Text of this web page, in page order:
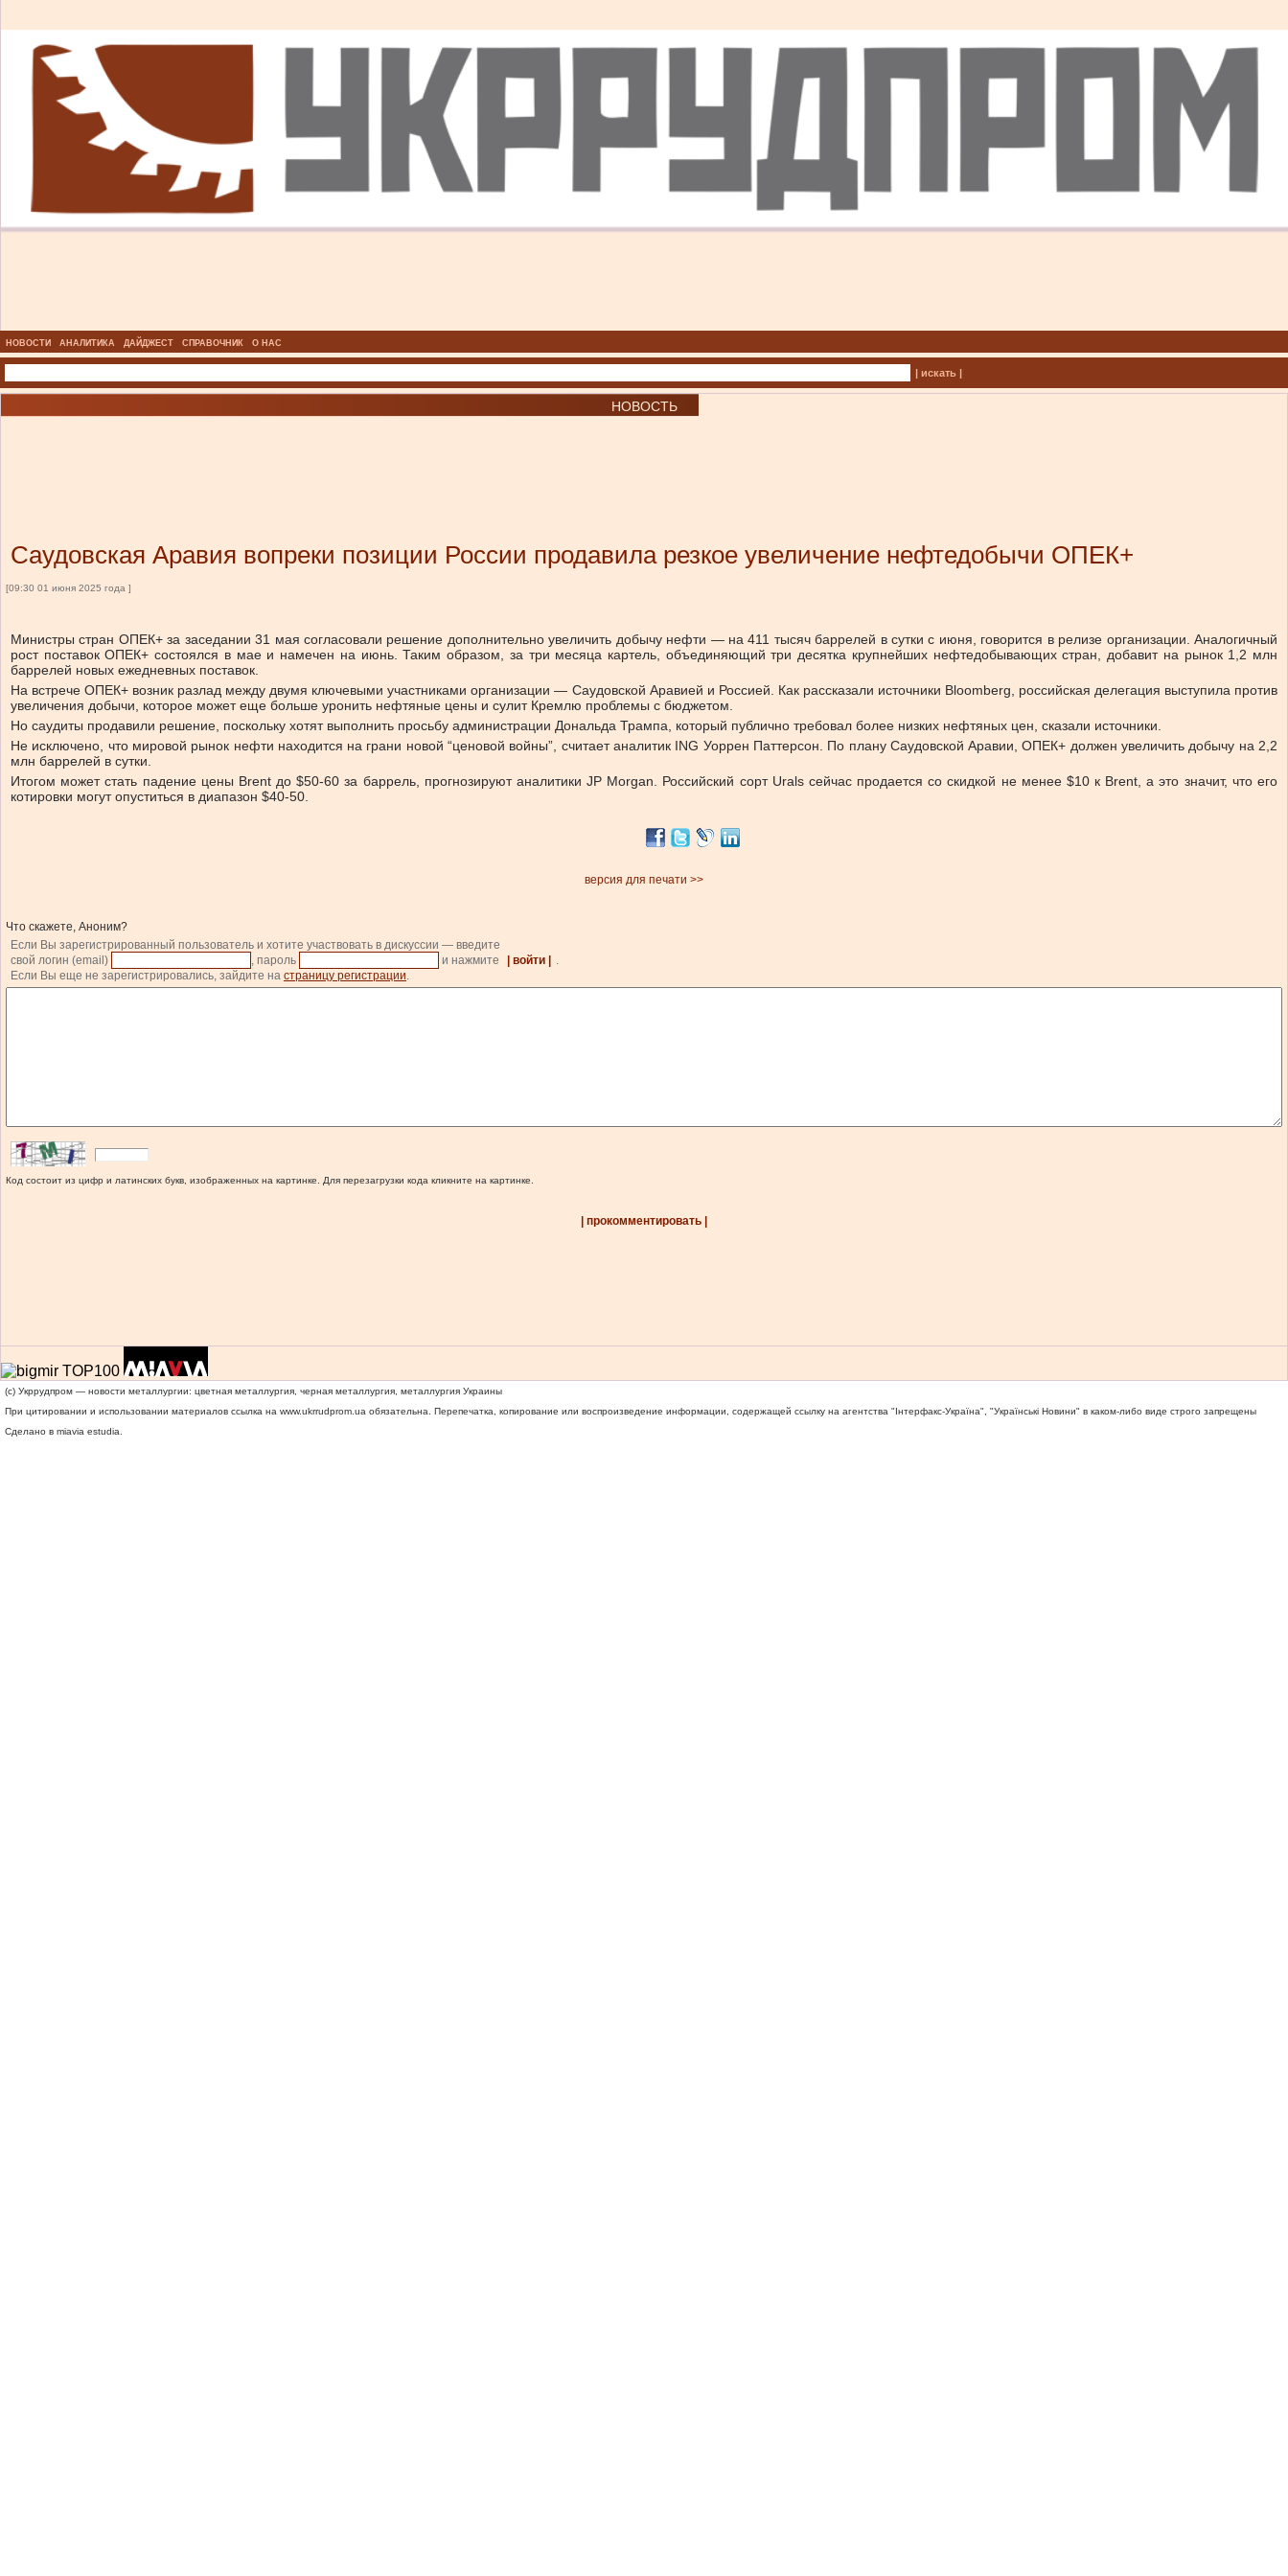
НОВОСТИ АНАЛИТИКА ДАЙДЖЕСТ СПРАВОЧНИК О НАС
| искать |
НОВОСТЬ
Саудовская Аравия вопреки позиции России продавила резкое увеличение нефтедобычи ОПЕК+
[09:30 01 июня 2025 года ]
Министры стран ОПЕК+ за заседании 31 мая согласовали решение дополнительно увеличить добычу нефти — на 411 тысяч баррелей в сутки с июня, говорится в релизе организации. Аналогичный
рост поставок ОПЕК+ состоялся в мае и намечен на июнь. Таким образом, за три месяца картель, объединяющий три десятка крупнейших нефтедобывающих стран, добавит на рынок 1,2 млн
баррелей новых ежедневных поставок.
На встрече ОПЕК+ возник разлад между двумя ключевыми участниками организации — Саудовской Аравией и Россией. Как рассказали источники Bloomberg, российская делегация выступила против
увеличения добычи, которое может еще больше уронить нефтяные цены и сулит Кремлю проблемы с бюджетом.
Но саудиты продавили решение, поскольку хотят выполнить просьбу администрации Дональда Трампа, который публично требовал более низких нефтяных цен, сказали источники.
Не исключено, что мировой рынок нефти находится на грани новой “ценовой войны”, считает аналитик ING Уоррен Паттерсон. По плану Саудовской Аравии, ОПЕК+ должен увеличить добычу на 2,2
млн баррелей в сутки.
Итогом может стать падение цены Brent до $50-60 за баррель, прогнозируют аналитики JP Morgan. Российский сорт Urals сейчас продается со скидкой не менее $10 к Brent, а это значит, что его
котировки могут опуститься в диапазон $40-50.
версия для печати >>
Что скажете, Аноним?
Если Вы зарегистрированный пользователь и хотите участвовать в дискуссии — введите
свой логин (email)
, пароль и нажмите | войти |
.
Если Вы еще не зарегистрировались, зайдите на страницу регистрации.
Код состоит из цифр и латинских букв, изображенных на картинке. Для перезагрузки кода кликните на картинке.
| прокомментировать |
(c) Укррудпром — новости металлургии: цветная металлургия, черная металлургия, металлургия Украины
При цитировании и использовании материалов ссылка на www.ukrrudprom.ua обязательна. Перепечатка, копирование или воспроизведение информации, содержащей ссылку на агентства "Iнтерфакс-Україна", "Українськi Новини" в каком-либо виде строго запрещены
Сделано в miavia estudia.